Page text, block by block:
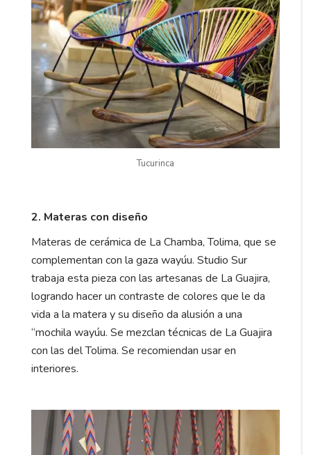
Tucurinca
2. Materas con diseño
Materas de cerámica de La Chamba, Tolima, que se
complementan con la gaza wayúu. Studio Sur
trabaja esta pieza con las artesanas de La Guajira,
logrando hacer un contraste de colores que le da
vida a la matera y su diseño da alusión a una
“mochila wayúu. Se mezclan técnicas de La Guajira
con las del Tolima. Se recomiendan usar en
interiores.